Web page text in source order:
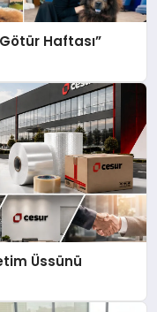
Haftası”
Üssünü